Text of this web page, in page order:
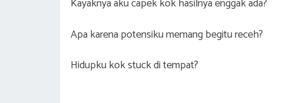
Kayaknya aku capek kok hasilnya enggak ada?
Apa karena potensiku memang begitu receh?
Hidupku kok stuck di tempat?